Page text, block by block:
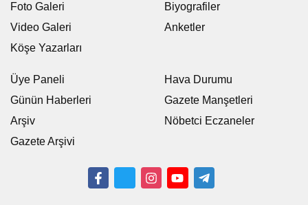
Foto Galeri
Video Galeri
Köşe Yazarları
Biyografiler
Anketler
Üye Paneli
Günün Haberleri
Arşiv
Gazete Arşivi
Hava Durumu
Gazete Manşetleri
Nöbetci Eczaneler